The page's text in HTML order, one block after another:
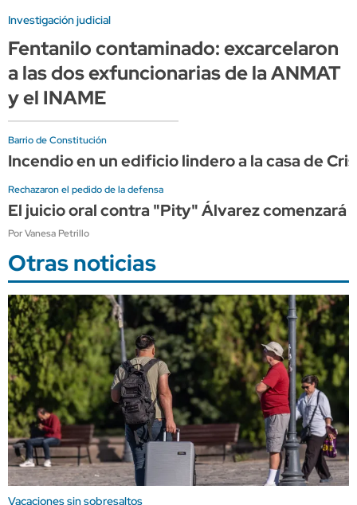
Investigación judicial
Fentanilo contaminado: excarcelaron
a las dos exfuncionarias de la ANMAT
y el INAME
Barrio de Constitución
Incendio en un edificio lindero a la casa de
Rechazaron el pedido de la defensa
El juicio oral contra "Pity" Álvarez comenzará
Por Vanesa Petrillo
Otras noticias
Vacaciones sin sobresaltos